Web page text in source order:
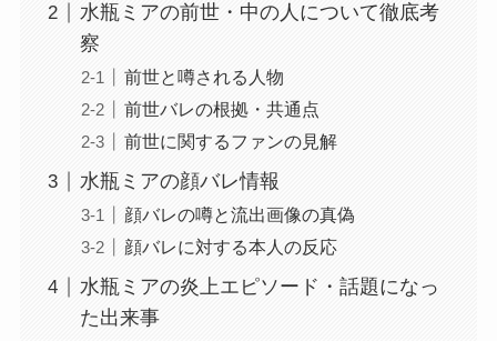
水瓶ミアの前世・中の人について徹底考
察
前世と噂される人物
前世バレの根拠・共通点
前世に関するファンの見解
水瓶ミアの顔バレ情報
顔バレの噂と流出画像の真偽
顔バレに対する本人の反応
水瓶ミアの炎上エピソード・話題になっ
た出来事